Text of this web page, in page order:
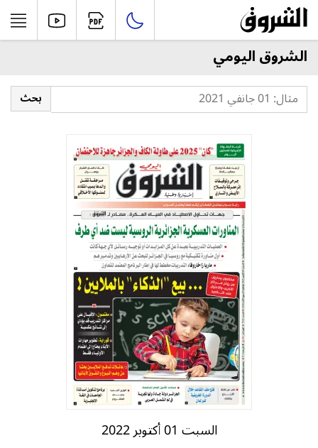
الشروق اليومي
السبت 01 أكتوبر 2022